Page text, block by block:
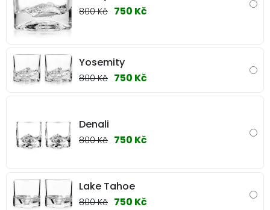
800 Kč 750 Kč
Yosemity
800 Kč 750 Kč
Denali
800 Kč 750 Kč
Lake Tahoe
800 Kč 750 Kč